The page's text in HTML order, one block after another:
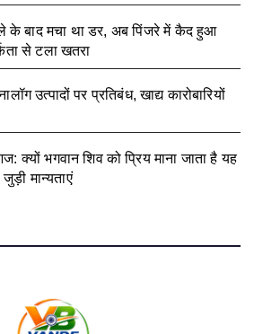
के बाद मचा था डर, अब पिंजरे में कैद हुआ
से टला खतरा
उत्पादों पर प्रतिबंध, खाद्य कारोबारियों
क्यों भगवान शिव को प्रिय माना जाता है यह
मान्यताएं